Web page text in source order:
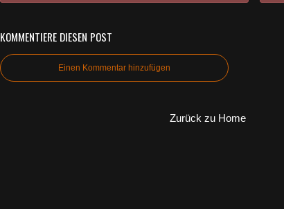
KOMMENTIERE DIESEN POST
Einen Kommentar hinzufügen
Zurück zu Home